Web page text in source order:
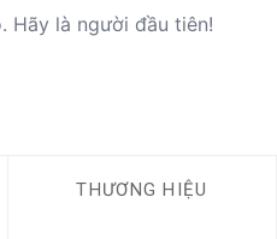
Hãy là người đầu tiên!
THƯƠNG HIỆU